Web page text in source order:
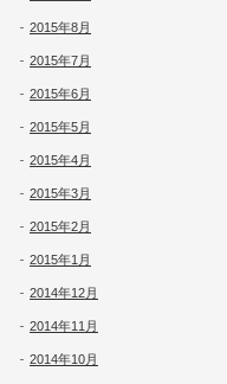
2015年8月
2015年7月
2015年6月
2015年5月
2015年4月
2015年3月
2015年2月
2015年1月
2014年12月
2014年11月
2014年10月